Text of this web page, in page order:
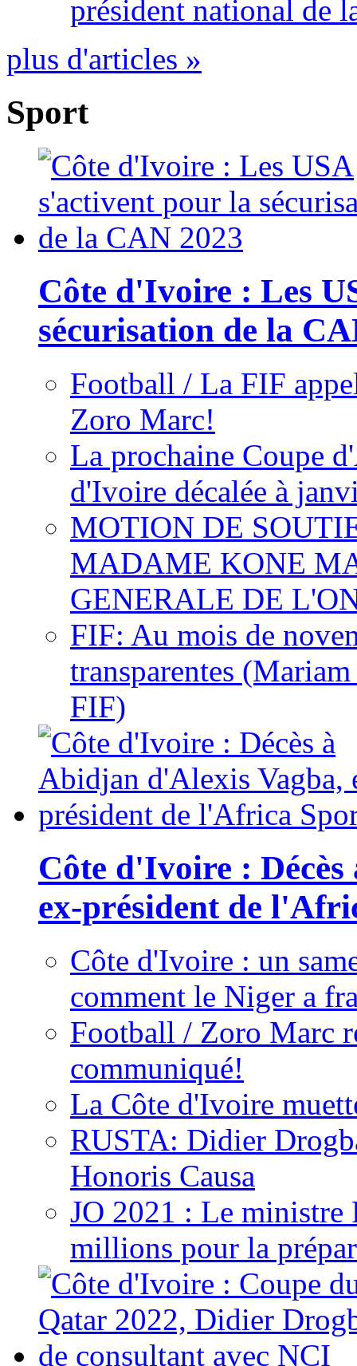
président national de
plus d'articles »
Sport
Côte d'Ivoire : Les
sécurisation de la
Football / La FIF
Zoro Marc!
La prochaine Coupe
d'Ivoire décalée à
MOTION DE
MADAME KONE
GENERALE DE
FIF: Au mois de
transparentes
FIF)
Côte d'Ivoire :
ex-président de
Côte d'Ivoire : un
comment le Niger a
Football / Zoro Marc
communiqué!
La Côte d'Ivoire
RUSTA: Didier
Honoris Causa
JO 2021 : Le ministre
millions pour la